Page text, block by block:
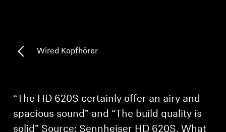
Über uns
Innovationen
Wired Kopfhörer
“The HD 620S certainly offer an airy and
spacious sound” and “The build quality is
solid” Source: Sennheiser HD 620S, What